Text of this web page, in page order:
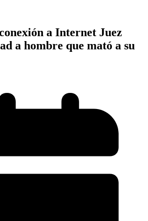
a Internet Juez
a hombre que mató a su